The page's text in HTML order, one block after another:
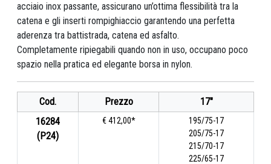
acciaio inox passante, assicurano un’ottima flessibilità tra la
catena e gli inserti rompighiaccio garantendo una perfetta
aderenza tra battistrada, catena ed asfalto.
Completamente ripiegabili quando non in uso, occupano poco
spazio nella pratica ed elegante borsa in nylon.
Cod. Prezzo
17"
16284
(P24)
€ 412,00*
195/75-17
205/75-17
215/70-17
225/65-17